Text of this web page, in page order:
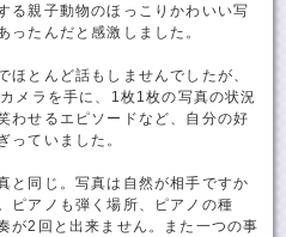
る親子動物のほっこりかわいい写
ったんだと感激しました。
ほとんど話もしませんでしたが、
メラを手に、1枚1枚の写真の状況
わせるエピソードなど、自分の好
っていました。
と同じ。写真は自然が相手ですか
ピアノも弾く場所、ピアノの種
が2回と出来ません。また一つの事